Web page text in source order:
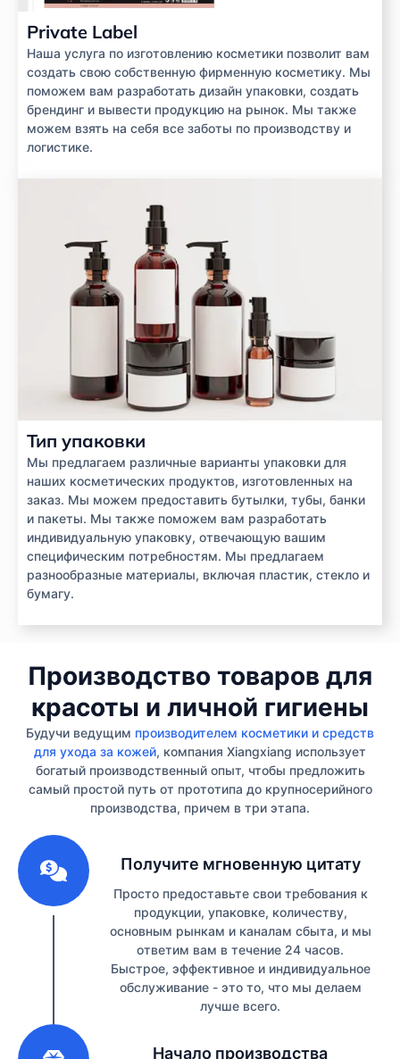
Private Label
Наша услуга по изготовлению косметики позволит вам
создать свою собственную фирменную косметику. Мы
поможем вам разработать дизайн упаковки, создать
брендинг и вывести продукцию на рынок. Мы также
можем взять на себя все заботы по производству и
логистике.
Тип упаковки
Мы предлагаем различные варианты упаковки для
наших косметических продуктов, изготовленных на
заказ. Мы можем предоставить бутылки, тубы, банки
и пакеты. Мы также поможем вам разработать
индивидуальную упаковку, отвечающую вашим
специфическим потребностям. Мы предлагаем
разнообразные материалы, включая пластик, стекло и
бумагу.
Производство товаров для
красоты и личной гигиены
Будучи ведущим производителем косметики и средств
для ухода за кожей, компания Xiangxiang использует
богатый производственный опыт, чтобы предложить
самый простой путь от прототипа до крупносерийного
производства, причем в три этапа.
Получите мгновенную цитату
Просто предоставьте свои требования к
продукции, упаковке, количеству,
основным рынкам и каналам сбыта, и мы
ответим вам в течение 24 часов.
Быстрое, эффективное и индивидуальное
обслуживание - это то, что мы делаем
лучше всего.
Начало производства